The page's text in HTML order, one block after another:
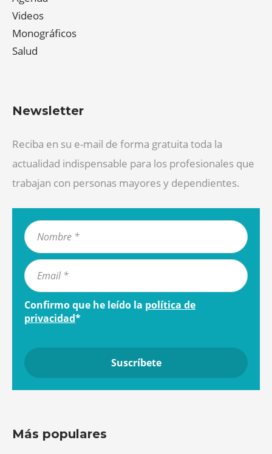
Videos
Monográficos
Salud
Newsletter
Reciba en su e-mail de forma gratuita toda la
actualidad indispensable para los profesionales que
trabajan con personas mayores y dependientes.
Confirmo que he leído la política de
privacidad*
Más populares